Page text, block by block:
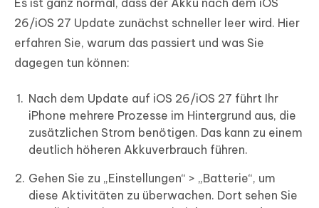
26/iOS 27 Update zunächst schneller leer wird. Hier
erfahren Sie, warum das passiert und was Sie
dagegen tun können:
Nach dem Update auf iOS 26/iOS 27 führt Ihr
iPhone mehrere Prozesse im Hintergrund aus, die
zusätzlichen Strom benötigen. Das kann zu einem
deutlich höheren Akkuverbrauch führen.
Gehen Sie zu „Einstellungen“ > „Batterie“, um
diese Aktivitäten zu überwachen. Dort sehen Sie